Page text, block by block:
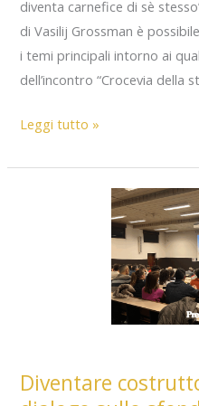
diventa carnefice di sè
di Vasilij Grossman è
i temi principali intorno ai
dell’incontro “Crocevia della
Storia
di
della
Leggi tutto »
Diventare